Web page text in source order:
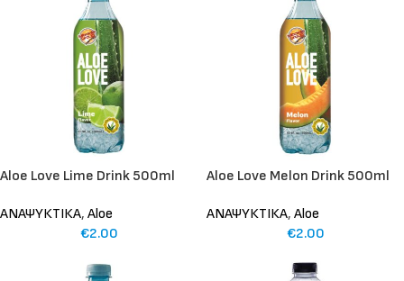
Aloe Love Lime Drink 500ml
ΑΝΑΨΥΚΤΙΚΑ, Aloe
€2.00
Aloe Love Melon Drink 500ml
ΑΝΑΨΥΚΤΙΚΑ, Aloe
€2.00